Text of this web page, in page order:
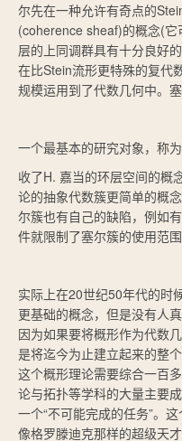
尔先在一种允许有奇点的
(coherence sheaf)的概念(
层的上同调群具有十分良好
在比Stein流形更特殊的复代
规模运用到了代数几何中。
一个最基本的研究对象，称
收了H. 嘉当的环层空间的概
论的抽象代数簇更简单的概
尔簇也有自己的缺陷，例如
件就限制了塞尔簇的使用范围
实际上在20世纪50年代的时
更基础的概念，但是没有人
因为如果要将概形作为代数
是将迄今为止建立起来的整
这个概形理论需要综合一百
论与拓扑等学科的大量主要
一个“不可能完成的任务”。
像格罗滕迪克那样的超级天才